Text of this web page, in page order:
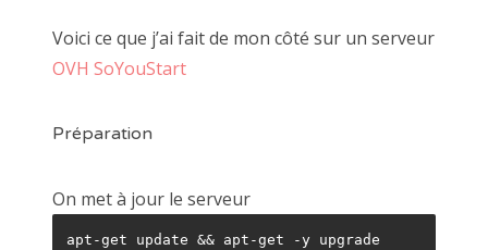
Voici ce que j’ai fait de mon côté sur un serveur
OVH SoYouStart
Préparation
On met à jour le serveur
apt-get update && apt-get -y upgrade
hack
hyperbackup
openstack
osx
shoutcast
synology